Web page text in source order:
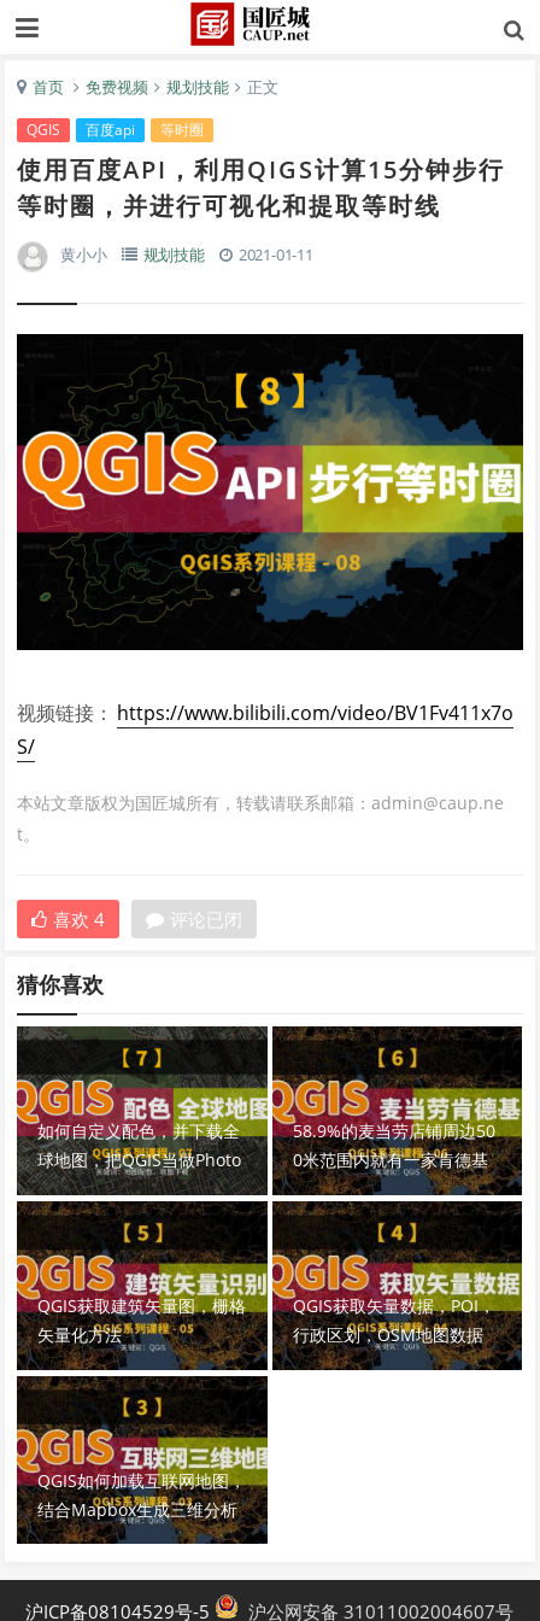
首页 免费视频 规划技能 正文
QGIS 百度api 等时圈
使用百度API，利用QIGS计算15分钟步行
等时圈，并进行可视化和提取等时线
黄小小 规划技能 2021-01-11
视频链接： https://www.bilibili.com/video/BV1Fv411x7o
S/
本站文章版权为国匠城所有，转载请联系邮箱：admin@caup.ne
t。
喜欢 4 评论已闭
猜你喜欢
如何自定义配色，并下载全
球地图，把QGIS当做Photo
shop用
58.9%的麦当劳店铺周边50
0米范围内就有一家肯德基
QGIS获取建筑矢量图，栅格
矢量化方法
QGIS获取矢量数据，POI，
行政区划，OSM地图数据
QGIS如何加载互联网地图，
结合Mapbox生成三维分析
图
沪ICP备08104529号-5 沪公网安备 31011002004607号